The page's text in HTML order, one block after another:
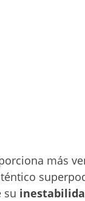
más
su